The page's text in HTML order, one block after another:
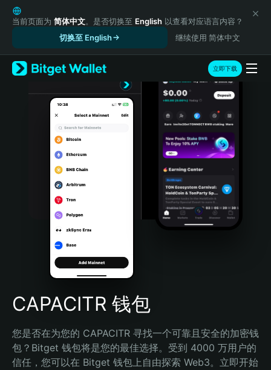
English
日本語
Русский
Español (Latinoamérica)
Türkçe
Português (Portugal)
Bahasa Indonesia
Português (Brasil)
Español (Argentina)
当前页面为 简体中文。是否切换至 English 以查看对应语言内容？
切换至 English
继续使用 简体中文
立即下载
CAPACITR 钱包
您是否在为您的 CAPACITR 寻找一个可靠且安全的加密钱
包？Bitget 钱包将是您的最佳选择。受到 4000 万用户的
信任，您可以在 Bitget 钱包上自由探索 Web3。立即开始